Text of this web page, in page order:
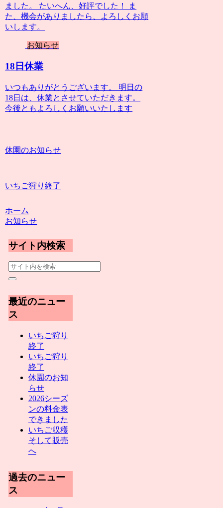
ました。 たいへん、好評でした！ ま
た、機会がありましたら、よろしくお願
いします。
お知らせ
18日休業
いつもありがとうございます。 明日の
18日は、休業とさせていただきます。
今後ともよろしくお願いいたします
休園のお知らせ
いちご狩り終了
ホーム
お知らせ
サイト内検索
最近のニュー
ス
いちご狩り
終了
いちご狩り
終了
休園のお知
らせ
2026シーズ
ンの料金表
できました
いちご収穫
そして販売
へ
過去のニュー
ス